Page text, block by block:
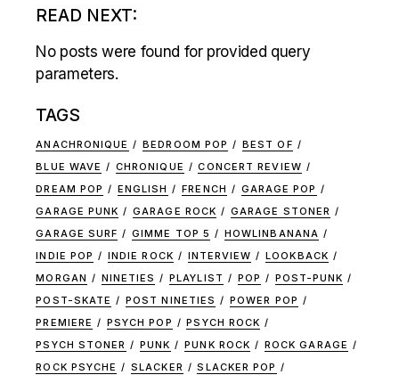
READ NEXT:
No posts were found for provided query
parameters.
TAGS
ANACHRONIQUE BEDROOM POP
BEST OF
BLUE WAVE
CHRONIQUE
CONCERT REVIEW
DREAM POP
ENGLISH FRENCH
GARAGE POP
GARAGE PUNK
GARAGE ROCK
GARAGE STONER
GARAGE SURF
GIMME TOP 5
HOWLINBANANA
INDIE POP
INDIE ROCK INTERVIEW
LOOKBACK
MORGAN
NINETIES PLAYLIST POP
POST-PUNK
POST-SKATE
POST NINETIES
POWER POP
PREMIERE
PSYCH POP
PSYCH ROCK
PSYCH STONER
PUNK PUNK ROCK
ROCK GARAGE
ROCK PSYCHE
SLACKER SLACKER POP